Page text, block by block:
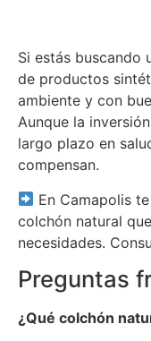
Si estás buscando
de productos
ambiente y con
Aunque la
largo plazo en
compensan.
En Camapolis
colchón natural
necesidades.
Preguntas
¿Qué colchón